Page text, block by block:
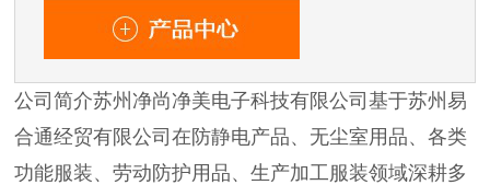
公司简介苏州净尚净美电子科技有限公司基于苏州易
合通经贸有限公司在防静电产品、无尘室用品、各类
功能服装、劳动防护用品、生产加工服装领域深耕多